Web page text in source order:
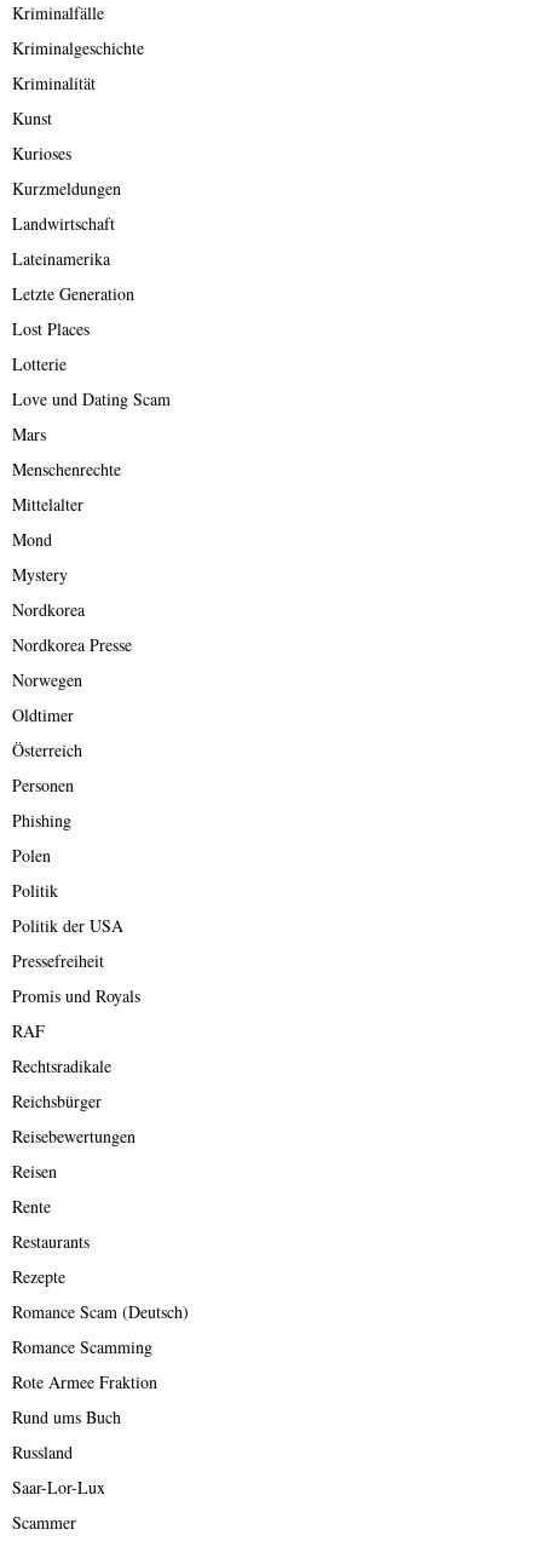
Kriminalfälle
Kriminalgeschichte
Kriminalität
Kunst
Kurioses
Kurzmeldungen
Landwirtschaft
Lateinamerika
Letzte Generation
Lost Places
Lotterie
Love und Dating Scam
Mars
Menschenrechte
Mittelalter
Mond
Mystery
Nordkorea
Nordkorea Presse
Norwegen
Oldtimer
Österreich
Personen
Phishing
Polen
Politik
Politik der USA
Pressefreiheit
Promis und Royals
RAF
Rechtsradikale
Reichsbürger
Reisebewertungen
Reisen
Rente
Restaurants
Rezepte
Romance Scam (Deutsch)
Romance Scamming
Rote Armee Fraktion
Rund ums Buch
Russland
Saar-Lor-Lux
Scammer